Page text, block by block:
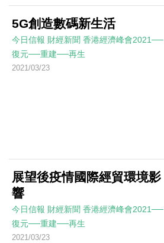
5G創造數碼新生活
今日信報 財經新聞 香港經濟峰會2021──
復元──重建──再生
2021/03/23
展望後疫情國際經貿環境影
響
今日信報 財經新聞 香港經濟峰會2021──
復元──重建──再生
2021/03/23